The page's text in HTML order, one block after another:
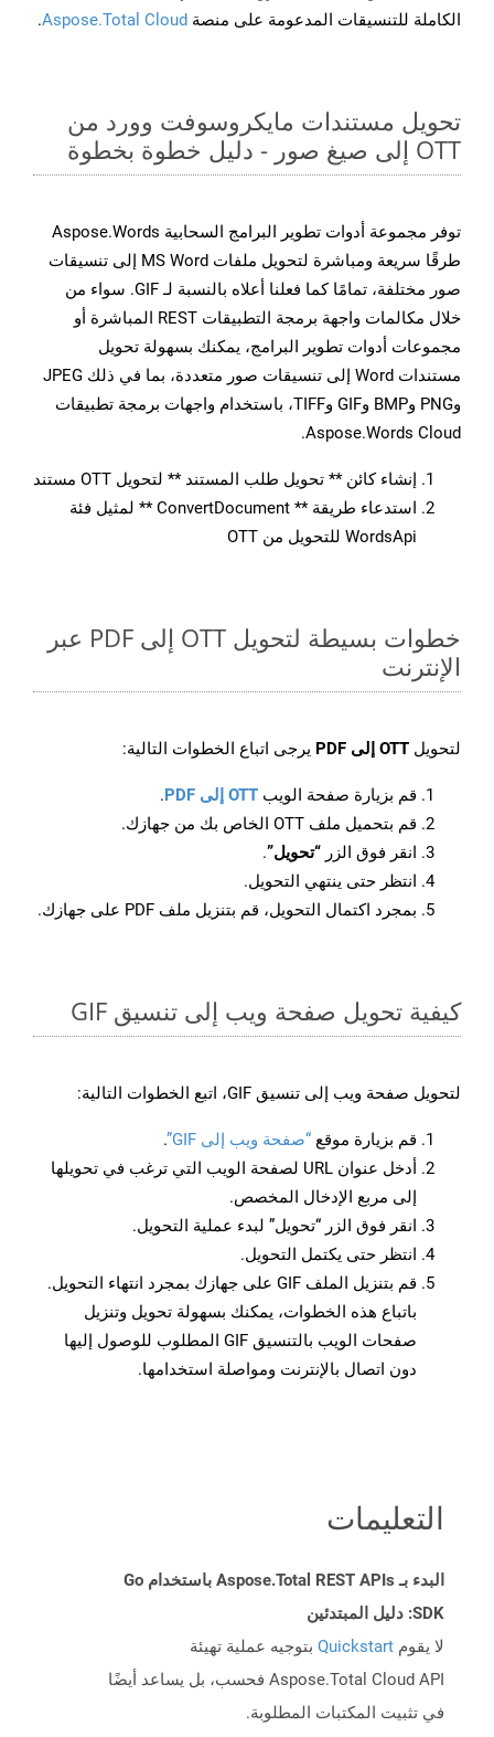
الكاملة للتنسيقات المدعومة على منصة Aspose.Total Cloud
.
تحويل مستندات مايكروسوفت وورد من
OTT إلى صيغ صور - دليل خطوة بخطوة
توفر مجموعة أدوات تطوير البرامج السحابية Aspose.Words
طرقًا سريعة ومباشرة لتحويل ملفات MS Word إلى تنسيقات
صور مختلفة، تمامًا كما فعلنا أعلاه بالنسبة لـ GIF. سواء من
خلال مكالمات واجهة برمجة التطبيقات REST المباشرة أو
مجموعات أدوات تطوير البرامج، يمكنك بسهولة تحويل
مستندات Word إلى تنسيقات صور متعددة، بما في ذلك JPEG
وPNG وBMP وGIF وTIFF، باستخدام واجهات برمجة تطبيقات
Aspose.Words Cloud.
إنشاء كائن ** تحويل طلب المستند ** لتحويل OTT مستند
استدعاء طريقة ** ConvertDocument ** لمثيل فئة
WordsApi للتحويل من OTT
خطوات بسيطة لتحويل OTT إلى PDF عبر
الإنترنت
لتحويل OTT إلى PDF يرجى اتباع الخطوات التالية:
قم بزيارة صفحة الويب OTT إلى PDF
.
قم بتحميل ملف OTT الخاص بك من جهازك.
انقر فوق الزر “تحويل”.
انتظر حتى ينتهي التحويل.
بمجرد اكتمال التحويل، قم بتنزيل ملف PDF على جهازك.
كيفية تحويل صفحة ويب إلى تنسيق GIF
لتحويل صفحة ويب إلى تنسيق GIF، اتبع الخطوات التالية:
قم بزيارة موقع “صفحة ويب إلى GIF”
.
أدخل عنوان URL لصفحة الويب التي ترغب في تحويلها
إلى مربع الإدخال المخصص.
انقر فوق الزر “تحويل” لبدء عملية التحويل.
انتظر حتى يكتمل التحويل.
قم بتنزيل الملف GIF على جهازك بمجرد انتهاء التحويل.
باتباع هذه الخطوات، يمكنك بسهولة تحويل وتنزيل
صفحات الويب بالتنسيق GIF المطلوب للوصول إليها
دون اتصال بالإنترنت ومواصلة استخدامها.
التعليمات
البدء بـ Aspose.Total REST APIs باستخدام Go
SDK: دليل المبتدئين
لا يقوم Quickstart بتوجيه عملية تهيئة
Aspose.Total Cloud API فحسب، بل يساعد أيضًا
في تثبيت المكتبات المطلوبة.